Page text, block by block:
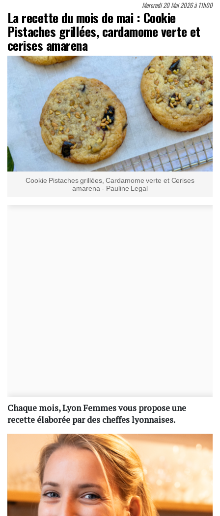
Mercredi 20 Mai 2026 à 11h00
La recette du mois de mai : Cookie
Pistaches grillées, cardamome verte et
cerises amarena
Cookie Pistaches grillées, Cardamome verte et Cerises
amarena - Pauline Legal
Chaque mois, Lyon Femmes vous propose une
recette élaborée par des cheffes lyonnaises.